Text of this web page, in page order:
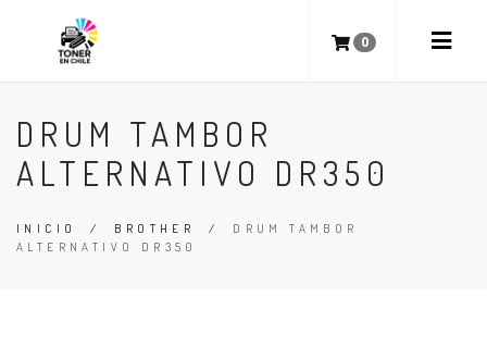
0
DRUM TAMBOR
ALTERNATIVO DR350
INICIO / BROTHER / DRUM TAMBOR
ALTERNATIVO DR350